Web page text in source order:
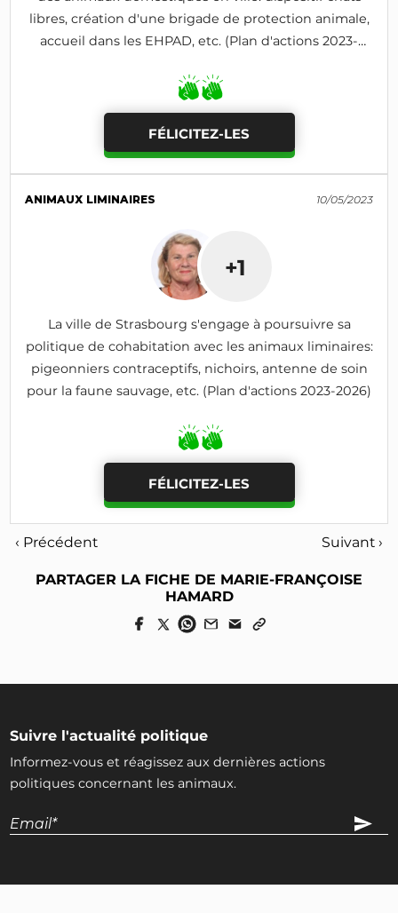
libres, création d'une brigade de protection animale,
accueil dans les EHPAD, etc. (Plan d'actions 2023-
FÉLICITEZ-LES
ANIMAUX LIMINAIRES 10/05/2023
+1
La ville de Strasbourg s'engage à poursuivre sa
politique de cohabitation avec les animaux liminaires:
pigeonniers contraceptifs, nichoirs, antenne de soin
pour la faune sauvage, etc. (Plan d'actions 2023-2026)
FÉLICITEZ-LES
‹ Précédent Suivant ›
PARTAGER LA FICHE DE MARIE-FRANÇOISE
HAMARD
Suivre l'actualité politique
Informez-vous et réagissez aux dernières actions
politiques concernant les animaux.